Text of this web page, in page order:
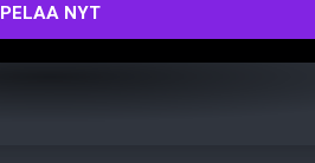
PELAA NYT